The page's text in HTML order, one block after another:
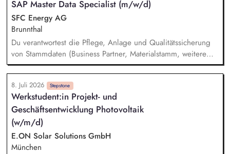
und geltenden Sicherheitsstandards. Durchführung von
Inbetriebnahmen, Wartungs- und Inspektionsarbeiten an
Brennstoffzellensystemen gemäß den Wartungsplänen.
Schulung des Kundenpersonals in der sicheren Bedienung,
Wartung und Instandhaltung von Brennstoffzellensystemen.
SAP Master Data Specialist (m/w/d)
SFC Energy AG
Brunnthal
Du verantwortest die Pflege, Anlage und Qualitätssicherung
von Stammdaten (Business Partner, Materialstamm, weitere
Objekte) im SAP S/4HANA System. Du stellst die Einhaltung
definierter Datenstandards entlang definierter Standards und
Validierungsregeln sicher. Dabei unterstützt Du aktiv bei
Datenmigrationen im Rahmen der SAP S/4HANA
Implementation. Du analysierst Datenfehler, behebst
Inkonsistenzen und optimierst bestehende Datenprozesse.
Hierfür arbeitest Du eng mit Fachbereichen, IT und
internationalen Teams zusammen.
8. Juli 2026 Stepstone
Werkstudent:in Projekt- und
Geschäftsentwicklung Photovoltaik
(w/m/d)
E.ON Solar Solutions GmbH
München